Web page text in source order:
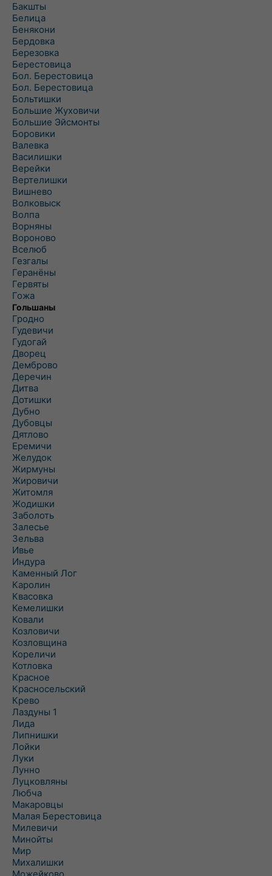
Бакшты
Белица
Бенякони
Бердовка
Березовка
Берестовица
Бол. Берестовица
Бол. Берестовица
Больтишки
Большие Жуховичи
Большие Эйсмонты
Боровики
Валевка
Василишки
Верейки
Вертелишки
Вишнево
Волковыск
Волпа
Ворняны
Вороново
Вселюб
Гезгалы
Геранёны
Гервяты
Гожа
Гольшаны
Гродно
Гудевичи
Гудогай
Дворец
Демброво
Деречин
Дитва
Дотишки
Дубно
Дубовцы
Дятлово
Еремичи
Желудок
Жирмуны
Жировичи
Житомля
Жодишки
Заболоть
Залесье
Зельва
Ивье
Индура
Каменный Лог
Каролин
Квасовка
Кемелишки
Ковали
Козловичи
Козловщина
Кореличи
Котловка
Красное
Красносельский
Крево
Лаздуны 1
Лида
Липнишки
Лойки
Луки
Лунно
Луцковляны
Любча
Макаровцы
Малая Берестовица
Милевичи
Минойты
Мир
Михалишки